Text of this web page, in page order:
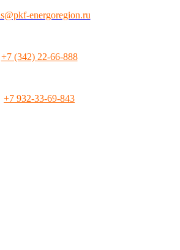
energoregion.ru
+7 (342) 22-66-888
+7 932-33-69-843